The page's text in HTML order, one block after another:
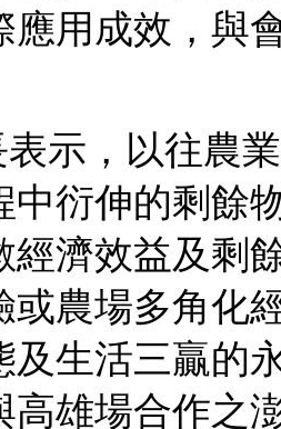
應用成效，與
，以往農業
中衍伸的剩餘
經濟效益及剩
或農場多角化
及生活三贏的
高雄場合作之